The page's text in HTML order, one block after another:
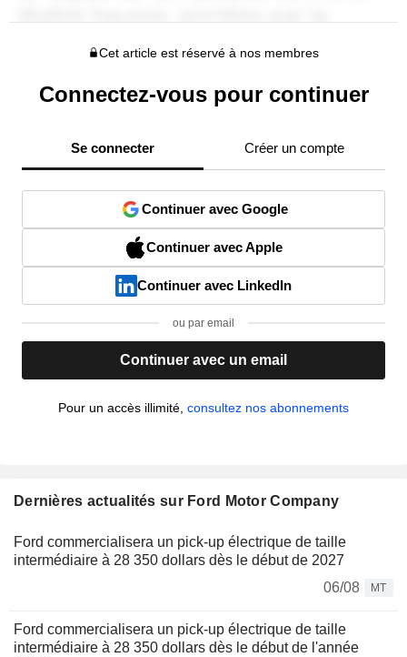
Cet article est réservé à nos membres
Connectez-vous pour continuer
Se connecter Créer un compte
Continuer avec Google
Continuer avec Apple
Continuer avec LinkedIn
ou par email
Continuer avec un email
Pour un accès illimité, consultez nos abonnements
Dernières actualités sur Ford Motor Company
Ford commercialisera un pick-up électrique de taille
intermédiaire à 28 350 dollars dès le début de 2027
06/08
MT
Ford commercialisera un pick-up électrique de taille
intermédiaire à 28 350 dollars dès le début de l'année